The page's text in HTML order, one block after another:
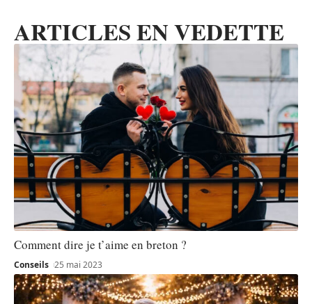
ARTICLES EN VEDETTE
Comment dire je t’aime en breton ?
Conseils 25 mai 2023